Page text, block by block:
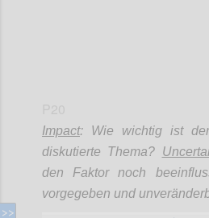
Impact: Wie wichtig ist
diskutierte Thema?
den Faktor noch
vorgegeben und